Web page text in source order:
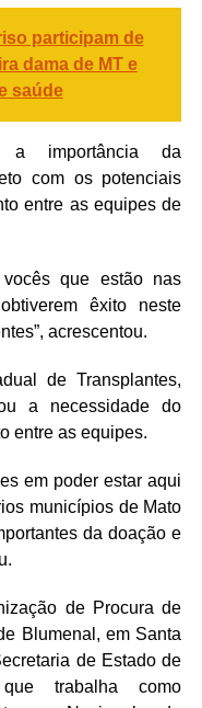
participam de
dama de MT e
saúde
a importância da
com os potenciais
entre as equipes de
que estão nas
êxito neste
acrescentou.
de Transplantes,
a necessidade do
entre as equipes.
em poder estar aqui
municípios de Mato
da doação e
de Procura de
Blumenal, em Santa
de Estado de
trabalha como